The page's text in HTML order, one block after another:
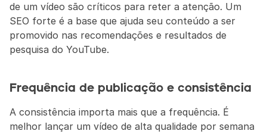
de um vídeo são críticos para reter a atenção. Um
SEO forte é a base que ajuda seu conteúdo a ser
promovido nas recomendações e resultados de
pesquisa do YouTube.
Frequência de publicação e consistência
A consistência importa mais que a frequência. É
melhor lançar um vídeo de alta qualidade por semana